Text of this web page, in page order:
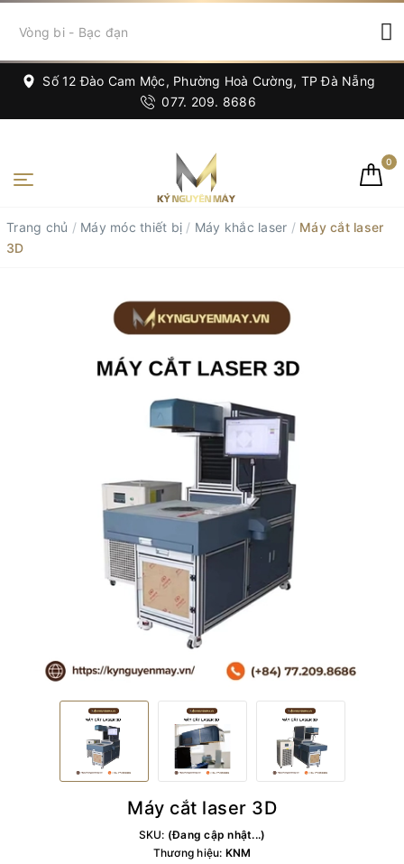
Số 12 Đào Cam Mộc, Phường Hoà Cường, TP Đà Nẵng
077. 209. 8686
0
Trang chủ / Máy móc thiết bị / Máy khắc laser / Máy cắt laser
3D
Máy cắt laser 3D
SKU: (Đang cập nhật...)
Thương hiệu: KNM